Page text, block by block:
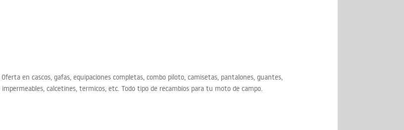
en cascos, gafas, equipaciones completas, combo piloto, camisetas, pantalones, guantes,
calcetines, termicos, etc. Todo tipo de recambios para tu moto de campo.